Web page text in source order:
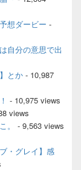
想ダービー -
自分の意思で出
とか - 10,987
- 10,975 views
views
。
- 9,563 views
・グレイ】感